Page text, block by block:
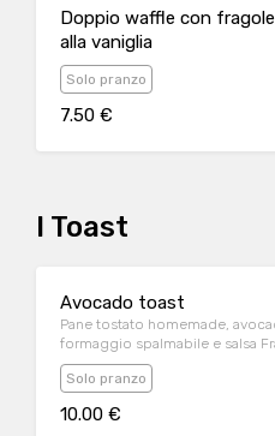
Doppio waffle con
alla vaniglia
Solo pranzo
7.50 €
I Toast
Avocado toast
Pane tostato homemade,
formaggio spalmabile e salsa
Solo pranzo
10.00 €